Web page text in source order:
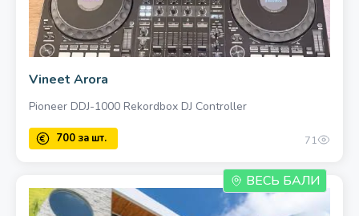
Vineet Arora
Pioneer DDJ-1000 Rekordbox DJ Controller
71
ВЕСЬ БАЛИ